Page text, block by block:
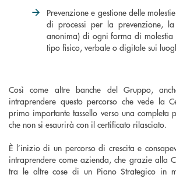
Prevenzione e gestione delle
di processi per la prevenzione, la
anonima) di ogni forma di molestia
tipo fisico, verbale o digitale sui
Così come altre banche del Gruppo,
intraprendere questo percorso che vede la
primo importante tassello verso una
che non si esaurirà con il certificato rilasciato.
È l’inizio di un percorso di crescita e
intraprendere come azienda, che grazie alla
tra le altre cose di un Piano Strategico in